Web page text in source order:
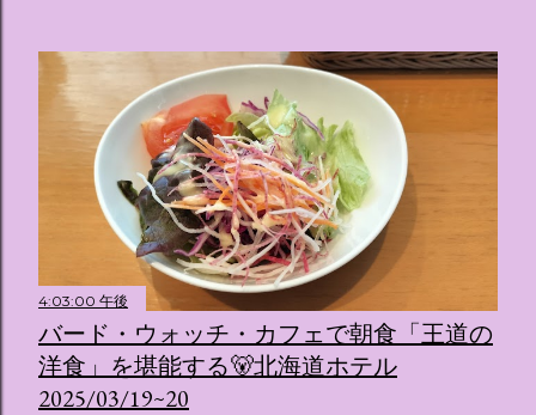
4:03:00 午後
バード・ウォッチ・カフェで朝食「王道の
洋食」を堪能する🐻北海道ホテル
2025/03/19~20